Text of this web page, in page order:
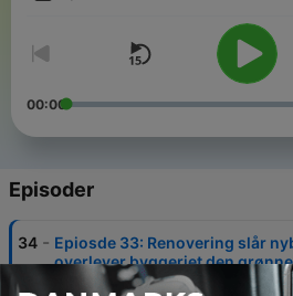
00:00
Episoder
34 - Epiosde 33: Renovering slår
overlever byggeriet den
26 mar. 2026